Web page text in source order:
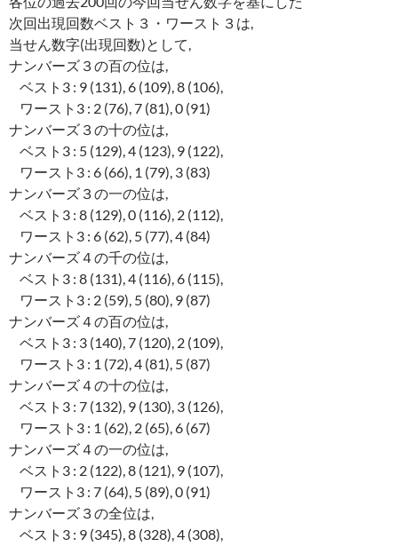
次回出現回数ベスト３・ワースト３は,
当せん数字(出現回数)として,
ナンバーズ３の百の位は,
ベスト3 : 9 (131), 6 (109), 8 (106),
ワースト3 : 2 (76), 7 (81), 0 (91)
ナンバーズ３の十の位は,
ベスト3 : 5 (129), 4 (123), 9 (122),
ワースト3 : 6 (66), 1 (79), 3 (83)
ナンバーズ３の一の位は,
ベスト3 : 8 (129), 0 (116), 2 (112),
ワースト3 : 6 (62), 5 (77), 4 (84)
ナンバーズ４の千の位は,
ベスト3 : 8 (131), 4 (116), 6 (115),
ワースト3 : 2 (59), 5 (80), 9 (87)
ナンバーズ４の百の位は,
ベスト3 : 3 (140), 7 (120), 2 (109),
ワースト3 : 1 (72), 4 (81), 5 (87)
ナンバーズ４の十の位は,
ベスト3 : 7 (132), 9 (130), 3 (126),
ワースト3 : 1 (62), 2 (65), 6 (67)
ナンバーズ４の一の位は,
ベスト3 : 2 (122), 8 (121), 9 (107),
ワースト3 : 7 (64), 5 (89), 0 (91)
ナンバーズ３の全位は,
ベスト3 : 9 (345), 8 (328), 4 (308),